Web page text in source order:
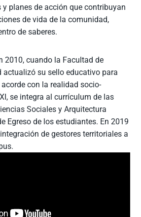
y planes de acción que contribuyan
de vida de la comunidad,
de saberes.
2010, cuando la Facultad de
actualizó su sello educativo para
con la realidad socio-
se integra al currículum de las
Sociales y Arquitectura
Egreso de los estudiantes. En 2019
de gestores territoriales a